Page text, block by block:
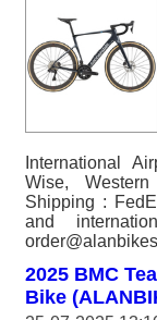
International
Wise,
Shipping :
and
2025 BMC
Bike